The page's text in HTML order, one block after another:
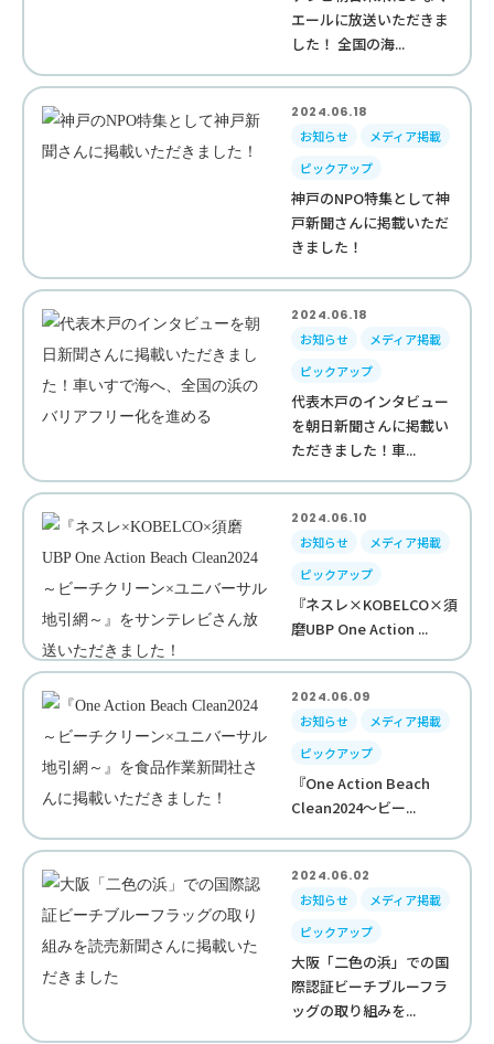
エールに放送いただきま
した！ 全国の海...
2024.06.18
お知らせ
メディア掲載
ピックアップ
神戸のNPO特集として神
戸新聞さんに掲載いただ
きました！
2024.06.18
お知らせ
メディア掲載
ピックアップ
代表木戸のインタビュー
を朝日新聞さんに掲載い
ただきました！車...
2024.06.10
お知らせ
メディア掲載
ピックアップ
『ネスレ×KOBELCO×須
磨UBP One Action ...
2024.06.09
お知らせ
メディア掲載
ピックアップ
『One Action Beach
Clean2024～ビー...
2024.06.02
お知らせ
メディア掲載
ピックアップ
大阪「二色の浜」での国
際認証ビーチブルーフラ
ッグの取り組みを...